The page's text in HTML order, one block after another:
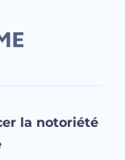
la notoriété